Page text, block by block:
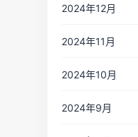
2024年12月
2024年11月
2024年10月
2024年9月